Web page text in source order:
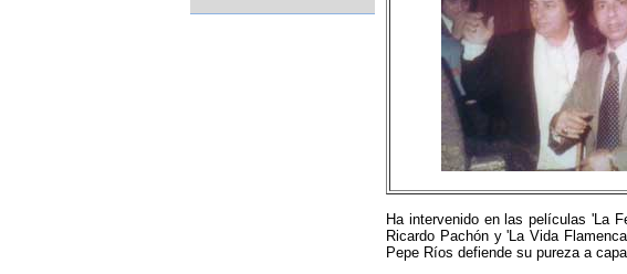
Ha intervenido en las películas 'La
Ricardo Pachón y 'La Vida
Pepe Ríos defiende su pureza a